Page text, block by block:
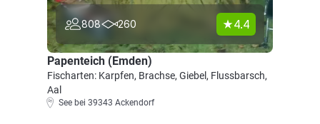
808 260 4.4
Papenteich (Emden)
Fischarten: Karpfen, Brachse, Giebel, Flussbarsch,
Aal
See bei 39343 Ackendorf